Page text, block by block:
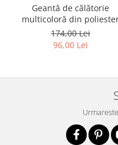
Geantă de călătorie
multicoloră din
rezistent cu port USB,
acoperită cu un model
vegetal - Rovicky PTR-R-
174,00 Lei
96,00 Lei